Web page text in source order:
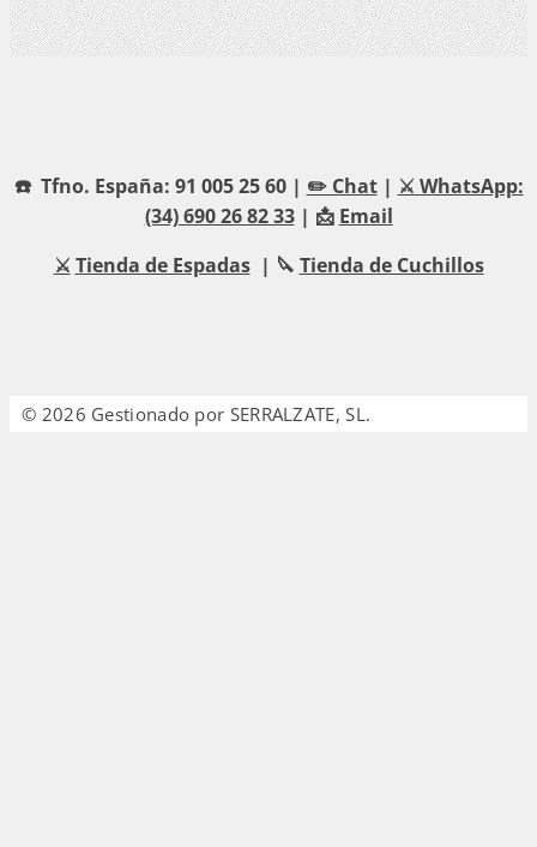
☎️ Tfno. España: 91 005 25 60 | ✏️ Chat| ⚔️ WhatsApp:
(34) 690 26 82 33| 📩 Email
⚔️ Tienda de Espadas| 🔪 Tienda de Cuchillos
© 2026 Gestionado por SERRALZATE, SL.